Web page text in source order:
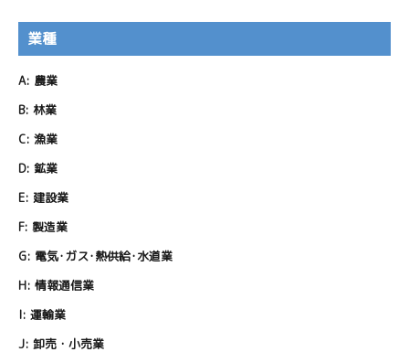
業種
A: 農業
B: 林業
C: 漁業
D: 鉱業
E: 建設業
F: 製造業
G: 電気･ガス･熱供給･水道業
H: 情報通信業
I: 運輸業
J: 卸売・小売業